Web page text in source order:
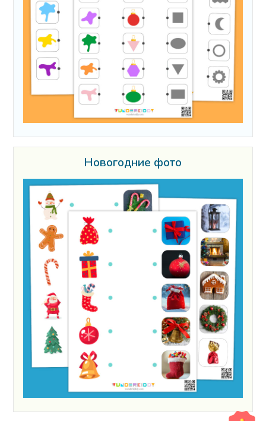
Новогодние фото